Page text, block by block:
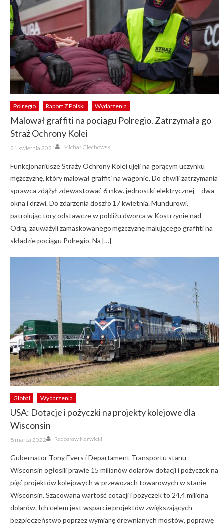
Polregio Raport Z Polski Wydarzenia
Malował graffiti na pociągu Polregio. Zatrzymała go
Straż Ochrony Kolei
Posted
on
21 kwietnia 2021 Author
Michał Ciechowski
Funkcjonariusze Straży Ochrony Kolei ujęli na gorącym uczynku
mężczyznę, który malował graffiti na wagonie. Do chwili zatrzymania
sprawca zdążył zdewastować 6 mkw. jednostki elektrycznej – dwa
okna i drzwi. Do zdarzenia doszło 17 kwietnia. Mundurowi,
patrolując tory odstawcze w pobliżu dworca w Kostrzynie nad
Odrą, zauważyli zamaskowanego mężczyznę malującego graffiti na
składzie pociągu Polregio. Na […]
Global Wydarzenia
USA: Dotacje i pożyczki na projekty kolejowe dla
Wisconsin
Posted
on
8 marca 2022 Author
Radosław Karwicki
Gubernator Tony Evers i Departament Transportu stanu
Wisconsin ogłosili prawie 15 milionów dolarów dotacji i pożyczek na
pięć projektów kolejowych w przewozach towarowych w stanie
Wisconsin. Szacowana wartość dotacji i pożyczek to 24,4 miliona
dolarów. Ich celem jest wsparcie projektów zwiększających
bezpieczeństwo poprzez wymianę drewnianych mostów, poprawę